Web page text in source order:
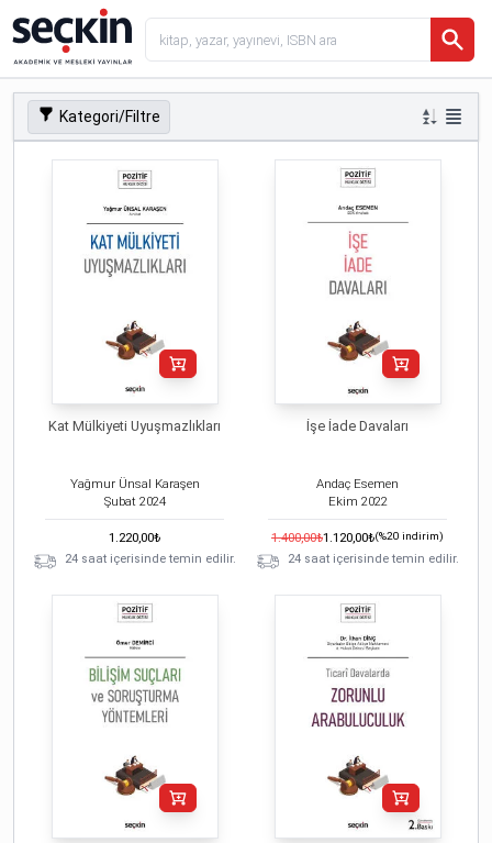
Kategori/Filtre
Kat Mülkiyeti Uyuşmazlıkları
Yağmur Ünsal Karaşen
Şubat 2024
1.220,00₺
24 saat içerisinde temin edilir.
İşe İade Davaları
Andaç Esemen
Ekim 2022
1.400,00₺1.120,00₺(%20 indirim)
24 saat içerisinde temin edilir.